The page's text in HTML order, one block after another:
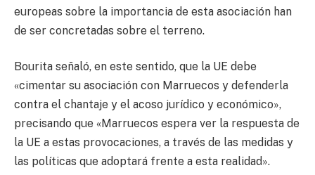
europeas sobre la importancia de esta asociación han
de ser concretadas sobre el terreno.
Bourita señaló, en este sentido, que la UE debe
«cimentar su asociación con Marruecos y defenderla
contra el chantaje y el acoso jurídico y económico»,
precisando que «Marruecos espera ver la respuesta de
la UE a estas provocaciones, a través de las medidas y
las políticas que adoptará frente a esta realidad».